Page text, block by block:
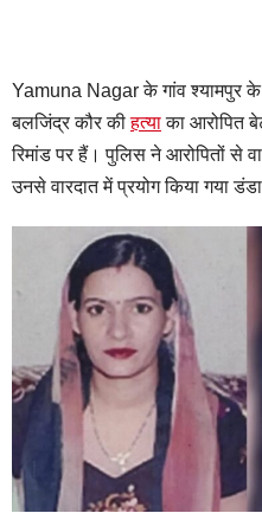
Yamuna Nagar के गांव श्यामपुर के
बलजिंद्र कौर कीहत्याका आरोपित
रिमांड पर हैं। पुलिस ने आरोपितों से
उनसे वारदात में प्रयोग किया गया